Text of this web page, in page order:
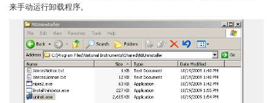
来手动运行卸载程序。